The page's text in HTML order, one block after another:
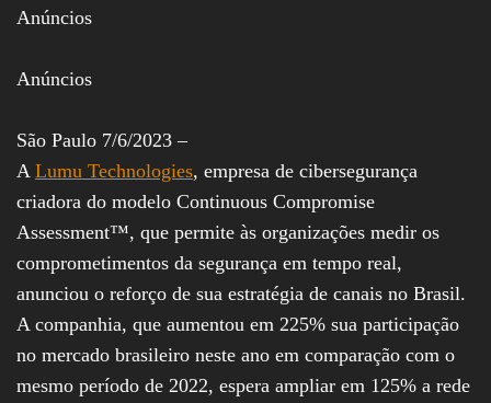
Vinhos, Bebidas,
Cervejas, Comida,
Receitas, Chef, RH,
Emprego,
Negócios,
Oportunidades,
Anúncios
Anúncios
São Paulo 7/6/2023 –
A Lumu Technologies, empresa de cibersegurança
criadora do modelo Continuous Compromise
Assessment™, que permite às organizações medir os
comprometimentos da segurança em tempo real,
anunciou o reforço de sua estratégia de canais no Brasil.
A companhia, que aumentou em 225% sua participação
no mercado brasileiro neste ano em comparação com o
mesmo período de 2022, espera ampliar em 125% a rede